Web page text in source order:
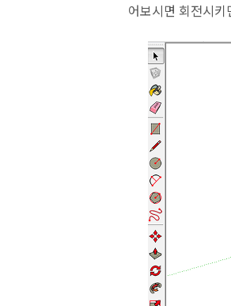
어보시면 회전시